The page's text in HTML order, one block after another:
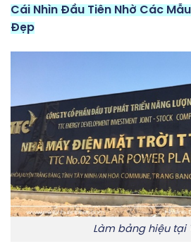
Cái Nhìn Đầu Tiên Nhờ Các
Đẹp
Làm bảng hiệu tại